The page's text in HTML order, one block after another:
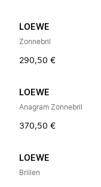
LOEWE
Zonnebril
290,50 €
LOEWE
Anagram Zonnebril
370,50 €
LOEWE
Brillen